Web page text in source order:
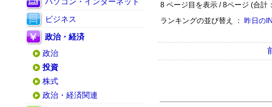
ビジネス
政治・経済
政治
投資
株式
政治・経済関連
8 ページ目を表示 / 8ページ (合計
ランキングの並び替え ： 昨日の